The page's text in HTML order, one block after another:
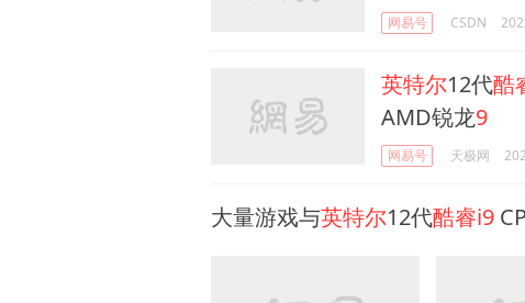
网易号 CSDN
英特尔12代酷
AMD锐龙9
网易号 天极网
大量游戏与英特尔12代酷睿i9